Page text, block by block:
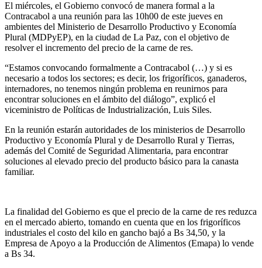
El miércoles, el Gobierno convocó de manera formal a la
Contracabol a una reunión para las 10h00 de este jueves en
ambientes del Ministerio de Desarrollo Productivo y Economía
Plural (MDPyEP), en la ciudad de La Paz, con el objetivo de
resolver el incremento del precio de la carne de res.
“Estamos convocando formalmente a Contracabol (…) y si es
necesario a todos los sectores; es decir, los frigoríficos, ganaderos,
internadores, no tenemos ningún problema en reunirnos para
encontrar soluciones en el ámbito del diálogo”, explicó el
viceministro de Políticas de Industrialización, Luis Siles.
En la reunión estarán autoridades de los ministerios de Desarrollo
Productivo y Economía Plural y de Desarrollo Rural y Tierras,
además del Comité de Seguridad Alimentaria, para encontrar
soluciones al elevado precio del producto básico para la canasta
familiar.
La finalidad del Gobierno es que el precio de la carne de res reduzca
en el mercado abierto, tomando en cuenta que en los frigoríficos
industriales el costo del kilo en gancho bajó a Bs 34,50, y la
Empresa de Apoyo a la Producción de Alimentos (Emapa) lo vende
a Bs 34.